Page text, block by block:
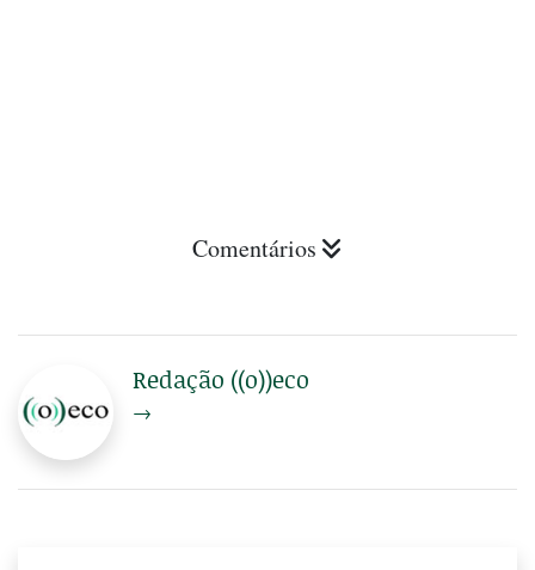
Comentários
Redação ((o))eco
→